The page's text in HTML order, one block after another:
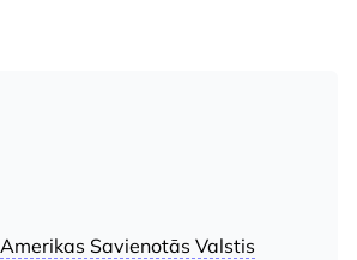
Amerikas Savienotās Valstis